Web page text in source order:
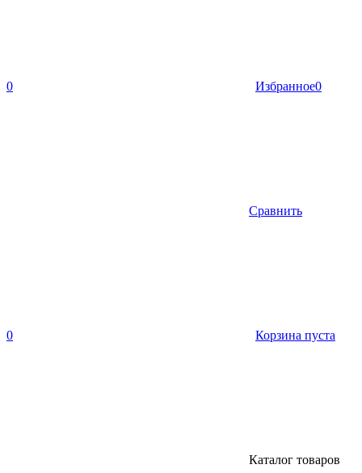
0 Избранное0
Сравнить
0 Корзина пуста
Каталог товаров